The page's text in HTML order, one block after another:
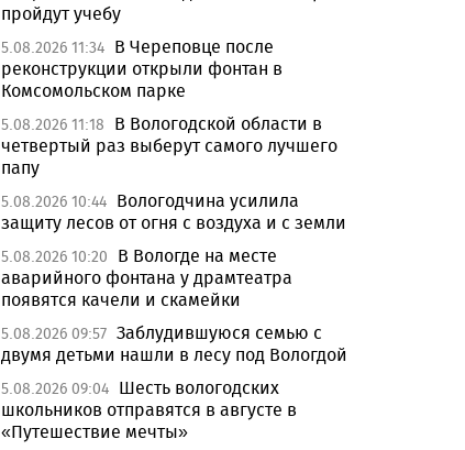
пройдут учебу
5.08.2026 11:34 В Череповце после
реконструкции открыли фонтан в
Комсомольском парке
5.08.2026 11:18
В Вологодской области в
четвертый раз выберут самого лучшего
папу
5.08.2026 10:44 Вологодчина усилила
защиту лесов от огня с воздуха и с земли
5.08.2026 10:20
В Вологде на месте
аварийного фонтана у драмтеатра
появятся качели и скамейки
5.08.2026 09:57 Заблудившуюся семью с
двумя детьми нашли в лесу под Вологдой
5.08.2026 09:04 Шесть вологодских
школьников отправятся в августе в
«Путешествие мечты»